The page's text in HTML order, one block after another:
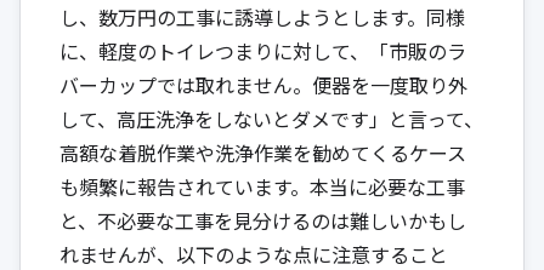
し、数万円の工事に誘導しようとします。同様
に、軽度のトイレつまりに対して、「市販のラ
バーカップでは取れません。便器を一度取り外
して、高圧洗浄をしないとダメです」と言って、
高額な着脱作業や洗浄作業を勧めてくるケース
も頻繁に報告されています。本当に必要な工事
と、不必要な工事を見分けるのは難しいかもし
れませんが、以下のような点に注意すること